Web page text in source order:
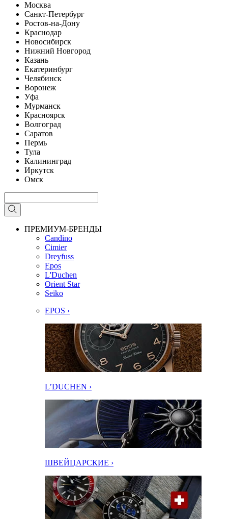
Москва
Санкт-Петербург
Ростов-на-Дону
Краснодар
Новосибирск
Нижний Новгород
Казань
Екатеринбург
Челябинск
Воронеж
Уфа
Мурманск
Красноярск
Волгоград
Саратов
Пермь
Тула
Калининград
Иркутск
Омск
ПРЕМИУМ-БРЕНДЫ
Candino
Cimier
Dreyfuss
Epos
L'Duchen
Orient Star
Seiko
EPOS ›
L’DUCHEN ›
ШВЕЙЦАРСКИЕ ›